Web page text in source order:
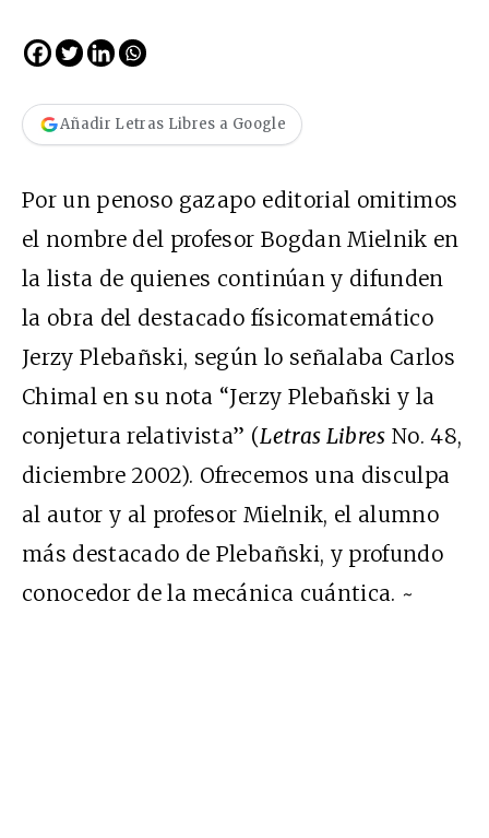
Añadir Letras Libres a Google
Por un penoso gazapo editorial omitimos
el nombre del profesor Bogdan Mielnik en
la lista de quienes continúan y difunden
la obra del destacado físicomatemático
Jerzy Plebañski, según lo señalaba Carlos
Chimal en su nota “Jerzy Plebañski y la
conjetura relativista” (Letras Libres No. 48,
diciembre 2002). Ofrecemos una disculpa
al autor y al profesor Mielnik, el alumno
más destacado de Plebañski, y profundo
conocedor de la mecánica cuántica. ~